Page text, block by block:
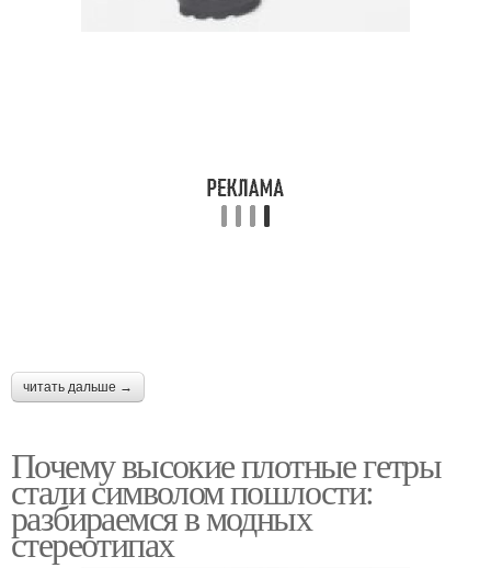
читать дальше →
Почему высокие плотные гетры
стали символом пошлости:
разбираемся в модных
стереотипах